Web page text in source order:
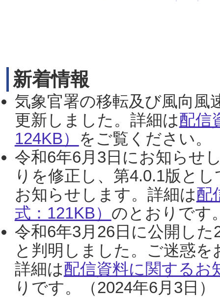
新着情報
気象官署の移転及び風向風
更新しました。詳細は配信
124KB） をご覧ください。
令和6年6月3日にお知らせ
りを修正し、第4.0.1版と
お知らせします。詳細は配
式：121KB） のとおりです
令和6年3月26日に公開し
と判明しました。ご迷惑
詳細は配信資料に関するお
りです。（2024年6月3日）